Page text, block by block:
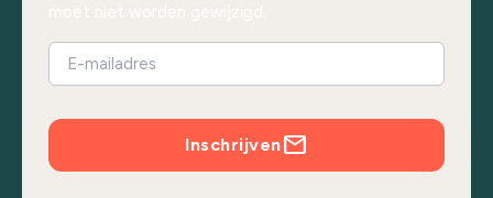
Inschrijven